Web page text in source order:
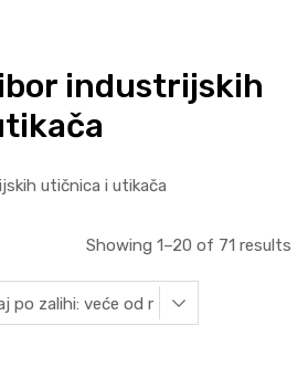
industrijskih
utičnica i utikača
Showing 1–20 of 71 results